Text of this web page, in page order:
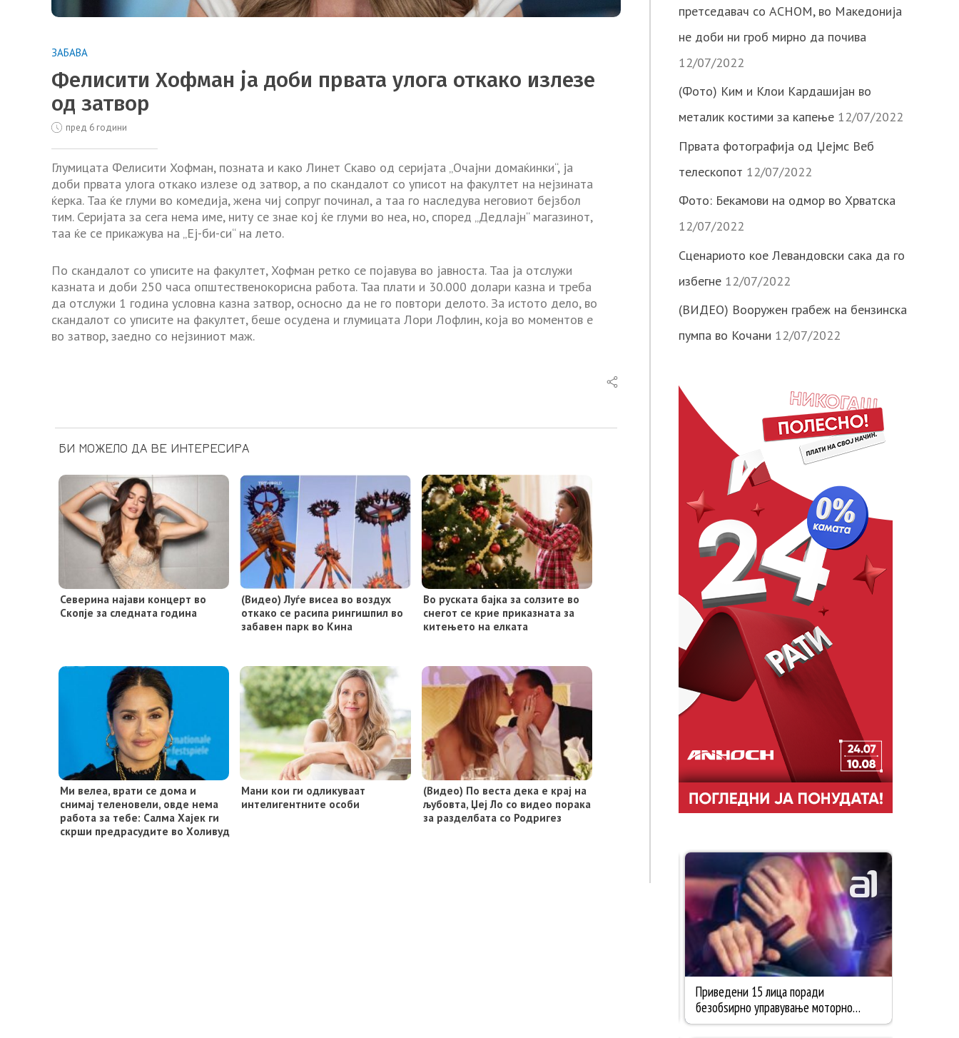
ЗАБАВА
Фелисити Хофман ја доби првата улога откако излезе
од затвор
пред 6 години
Глумицата Фелисити Хофман, позната и како Линет Скаво од серијата „Очајни домаќинки“, ја
доби првата улога откако излезе од затвор, а по скандалот со уписот на факултет на нејзината
ќерка. Таа ќе глуми во комедија, жена чиј сопруг починал, а таа го наследува неговиот бејзбол
тим. Серијата за сега нема име, ниту се знае кој ќе глуми во неа, но, според „Дедлајн“ магазинот,
таа ќе се прикажува на „Еј-би-си“ на лето.
По скандалот со уписите на факултет, Хофман ретко се појавува во јавноста. Таа ја отслужи
казната и доби 250 часа општественокорисна работа. Таа плати и 30.000 долари казна и треба
да отслужи 1 година условна казна затвор, осносно да не го повтори делото. За истото дело, во
скандалот со уписите на факултет, беше осудена и глумицата Лори Лофлин, која во моментов е
во затвор, заедно со нејзиниот маж.
БИ МОЖЕЛО ДА ВЕ ИНТЕРЕСИРА
Северина најави концерт во
Скопје за следната година
(Видео) Луѓе висеа во воздух
откако се расипа рингишпил во
забавен парк во Кина
Во руската бајка за солзите во
снегот се крие приказната за
китењето на елката
Ми велеа, врати се дома и
снимај теленовели, овде нема
работа за тебе: Салма Хајек ги
скрши предрасудите во Холивуд
Мани кои ги одликуваат
интелигентните особи
(Видео) По веста дека е крај на
љубовта, Џеј Ло со видео порака
за разделбата со Родригез
претседавач со АСНОМ, во Македонија
не доби ни гроб мирно да почива
12/07/2022
(Фото) Ким и Клои Кардашијан во
металик костими за капење 12/07/2022
Првата фотографија од Џејмс Веб
телескопот 12/07/2022
Фото: Бекамови на одмор во Хрватска
12/07/2022
Сценариото кое Левандовски сака да го
избегне 12/07/2022
(ВИДЕО) Вооружен грабеж на бензинска
пумпа во Кочани 12/07/2022